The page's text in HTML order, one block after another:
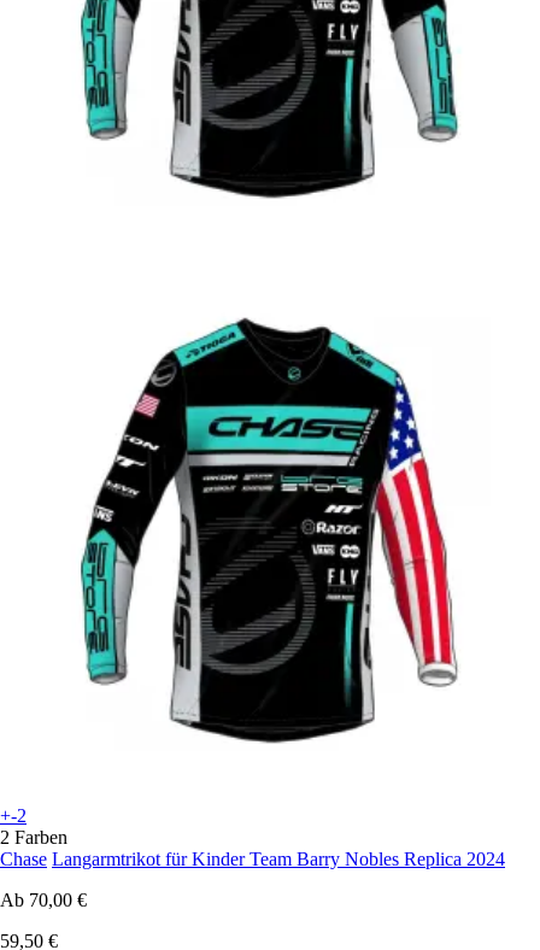
+-2
2 Farben
Chase Langarmtrikot für Kinder Team Barry Nobles Replica 2024
Ab 70,00 €
59,50 €